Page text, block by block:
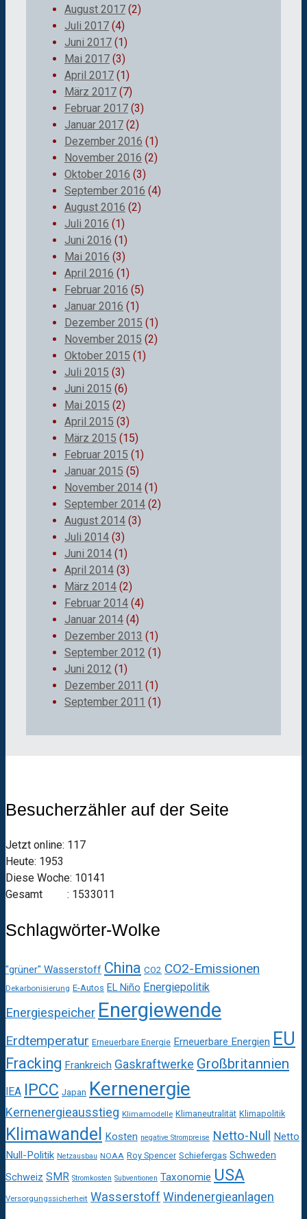
August 2017 (2)
Juli 2017 (4)
Juni 2017 (1)
Mai 2017 (3)
April 2017 (1)
März 2017 (7)
Februar 2017 (3)
Januar 2017 (2)
Dezember 2016 (1)
November 2016 (2)
Oktober 2016 (3)
September 2016 (4)
August 2016 (2)
Juli 2016 (1)
Juni 2016 (1)
Mai 2016 (3)
April 2016 (1)
Februar 2016 (5)
Januar 2016 (1)
Dezember 2015 (1)
November 2015 (2)
Oktober 2015 (1)
Juli 2015 (3)
Juni 2015 (6)
Mai 2015 (2)
April 2015 (3)
März 2015 (15)
Februar 2015 (1)
Januar 2015 (5)
November 2014 (1)
September 2014 (2)
August 2014 (3)
Juli 2014 (3)
Juni 2014 (1)
April 2014 (3)
März 2014 (2)
Februar 2014 (4)
Januar 2014 (4)
Dezember 2013 (1)
September 2012 (1)
Juni 2012 (1)
Dezember 2011 (1)
September 2011 (1)
Besucherzähler auf der Seite
Jetzt online: 117
Heute: 1953
Diese Woche: 10141
Gesamt : 1533011
Schlagwörter-Wolke
"grüner" Wasserstoff China CO2 CO2-Emissionen
Dekarbonisierung E-Autos EL Niño Energiepolitik
Energiespeicher Energiewende
Erdtemperatur Erneuerbare Energie Erneuerbare Energien EU
Fracking Frankreich Gaskraftwerke Großbritannien
IEA IPCC Japan Kernenergie
Kernenergieausstieg Klimamodelle Klimaneutralität Klimapolitik
Klimawandel Kosten negative Strompreise Netto-Null Netto
Null-Politik Netzausbau NOAA Roy Spencer Schiefergas Schweden
Schweiz SMR Stromkosten Subventionen Taxonomie USA
Versorgungssicherheit Wasserstoff Windenergieanlagen